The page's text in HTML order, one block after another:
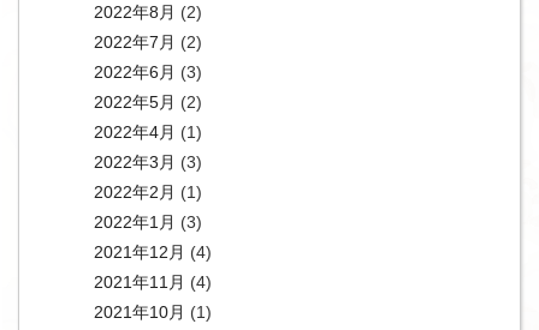
2022年8月 (2)
2022年7月 (2)
2022年6月 (3)
2022年5月 (2)
2022年4月 (1)
2022年3月 (3)
2022年2月 (1)
2022年1月 (3)
2021年12月 (4)
2021年11月 (4)
2021年10月 (1)